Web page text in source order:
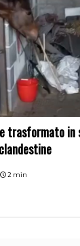
trasformato in
2 min